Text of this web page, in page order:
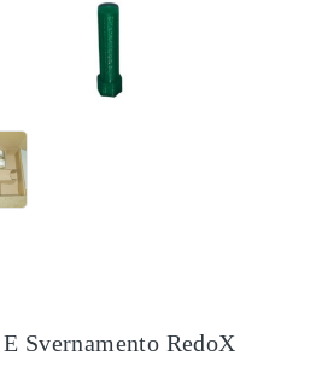
Svernamento RedoX